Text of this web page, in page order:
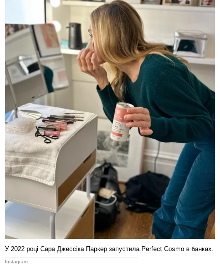
У 2022 році Сара Джессіка Паркер запустила Perfect Cosmo в банках.
Instagram